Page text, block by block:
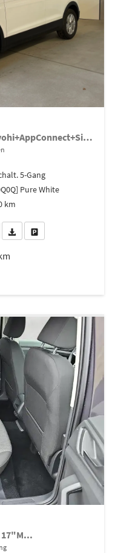
95PS Climatronic+Sitzheiz+PDCvohi+AppConnect+Side+TravelAssist+ACC
5-Gang
Pure White
km
rufen Sie an
Fahrzeugexposé (PDF)
Fahrzeug parken
17"M...